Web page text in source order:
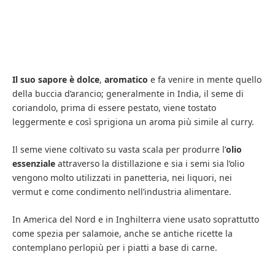
Il suo sapore è dolce, aromatico e fa venire in mente quello
della buccia d’arancio; generalmente in India, il seme di
coriandolo, prima di essere pestato, viene tostato
leggermente e così sprigiona un aroma più simile al curry.
Il seme viene coltivato su vasta scala per produrre l’olio
essenziale attraverso la distillazione e sia i semi sia l’olio
vengono molto utilizzati in panetteria, nei liquori, nei
vermut e come condimento nell’industria alimentare.
In America del Nord e in Inghilterra viene usato soprattutto
come spezia per salamoie, anche se antiche ricette la
contemplano perlopiù per i piatti a base di carne.